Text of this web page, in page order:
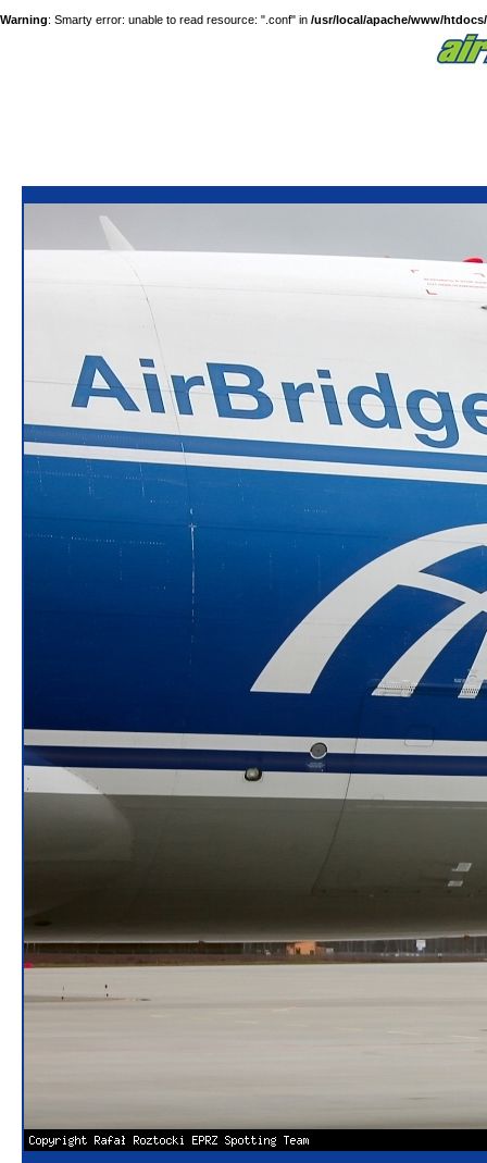
Warning: Smarty error: unable to read resource: ".conf" in /usr/local/apache/www/